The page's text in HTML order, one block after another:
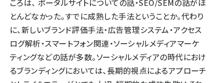
ころは、 ポータルサイトについての話・SEO/SEMの話がほ
とんどなかった。すでに成熟した手法ということか。代わり
に、新しいブランド評価手法・広告管理システム・アクセス
ログ解析・スマートフォン関連・ソーシャルメディアマーケ
ティングなどの話が多数。ソーシャルメディアの時代におけ
るブランディングにおいては、長期的視点によるアプローチ